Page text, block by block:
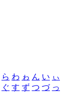
ら わ ゎ ん い ぃ
ぐ す ず つ づ っ